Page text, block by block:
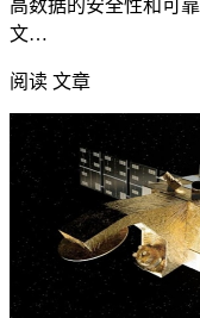
高数据的安全性和可
文…
阅读 文章